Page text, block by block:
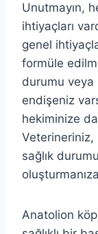
Unutmayın,
ihtiyaçları
genel
formüle
durumu veya
endişeniz
hekiminize
Veterineriniz,
sağlık
Anatolion